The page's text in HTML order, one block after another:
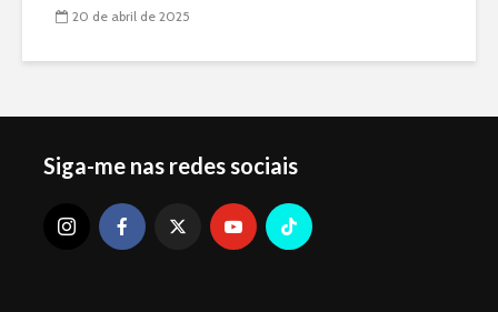
20 de abril de 2025
Siga-me nas redes sociais